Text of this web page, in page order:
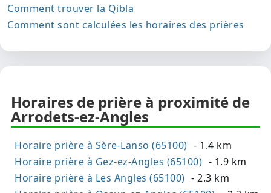
Comment trouver la Qibla
Comment sont calculées les horaires des prières
Horaires de prière à proximité de
Arrodets-ez-Angles
Horaire prière à Sère-Lanso (65100) - 1.4 km
Horaire prière à Gez-ez-Angles (65100) - 1.9 km
Horaire prière à Les Angles (65100) - 2.3 km